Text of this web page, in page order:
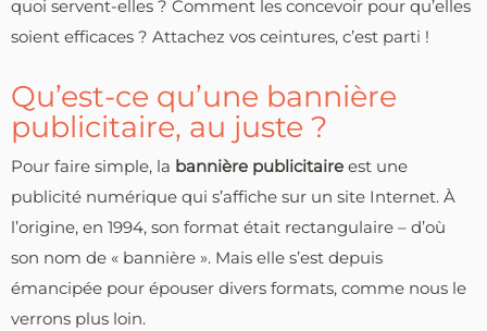
quoi servent-elles ? Comment les concevoir pour qu’elles
soient efficaces ? Attachez vos ceintures, c’est parti !
Qu’est-ce qu’une bannière
publicitaire, au juste ?
Pour faire simple, la bannière publicitaire est une
publicité numérique qui s’affiche sur un site Internet. À
l’origine, en 1994, son format était rectangulaire – d’où
son nom de « bannière ». Mais elle s’est depuis
émancipée pour épouser divers formats, comme nous le
verrons plus loin.